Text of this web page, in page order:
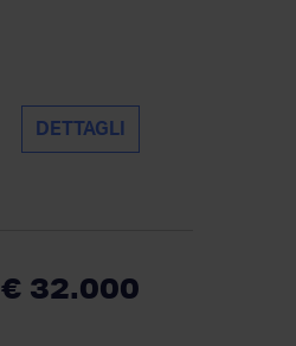
DETTAGLI
€ 32.000